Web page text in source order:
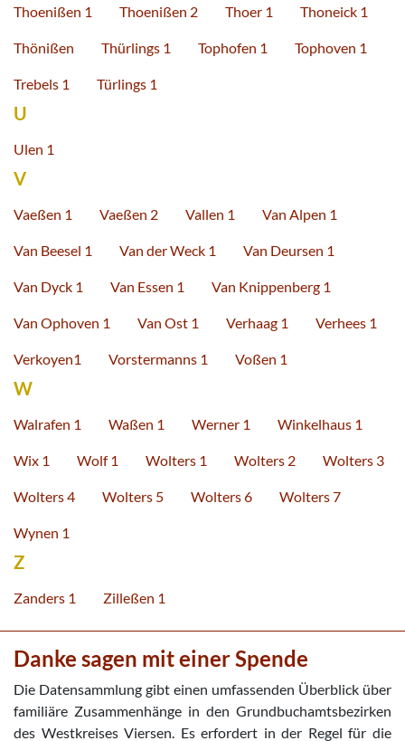
Thoenißen 1 Thoenißen 2 Thoer 1 Thoneick 1
Thönißen Thürlings 1 Tophofen 1 Tophoven 1
Trebels 1 Türlings 1
U
Ulen 1
V
Vaeßen 1 Vaeßen 2 Vallen 1 Van Alpen 1
Van Beesel 1 Van der Weck 1 Van Deursen 1
Van Dyck 1 Van Essen 1 Van Knippenberg 1
Van Ophoven 1 Van Ost 1 Verhaag 1 Verhees 1
Verkoyen1 Vorstermanns 1 Voßen 1
W
Walrafen 1 Waßen 1 Werner 1 Winkelhaus 1
Wix 1 Wolf 1 Wolters 1 Wolters 2 Wolters 3
Wolters 4 Wolters 5 Wolters 6 Wolters 7
Wynen 1
Z
Zanders 1 Zilleßen 1
Danke sagen mit einer Spende
Die Datensammlung gibt einen umfassenden Überblick über
familiäre Zusammenhänge in den Grundbuchamtsbezirken
des Westkreises Viersen. Es erfordert in der Regel für die